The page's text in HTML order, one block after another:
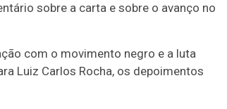
sobre a carta e sobre o avanço no
com o movimento negro e a luta
Luiz Carlos Rocha, os depoimentos